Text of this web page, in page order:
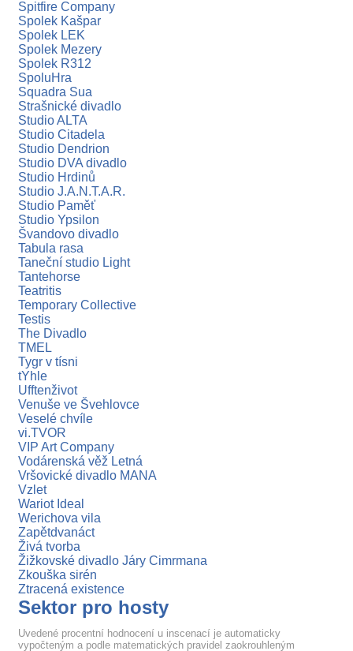
Spitfire Company
Spolek Kašpar
Spolek LEK
Spolek Mezery
Spolek R312
SpoluHra
Squadra Sua
Strašnické divadlo
Studio ALTA
Studio Citadela
Studio Dendrion
Studio DVA divadlo
Studio Hrdinů
Studio J.A.N.T.A.R.
Studio Paměť
Studio Ypsilon
Švandovo divadlo
Tabula rasa
Taneční studio Light
Tantehorse
Teatritis
Temporary Collective
Testis
The Divadlo
TMEL
Tygr v tísni
tYhle
Ufftenživot
Venuše ve Švehlovce
Veselé chvíle
vi.TVOR
VIP Art Company
Vodárenská věž Letná
Vršovické divadlo MANA
Vzlet
Wariot Ideal
Werichova vila
Zapětdvanáct
Živá tvorba
Žižkovské divadlo Járy Cimrmana
Zkouška sirén
Ztracená existence
Sektor pro hosty
Uvedené procentní hodnocení u inscenací je automaticky
vypočteným a podle matematických pravidel zaokrouhleným